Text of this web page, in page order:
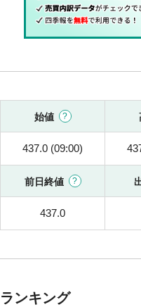
始値
437.0 (09:00)
前日終値
437.0
ランキング